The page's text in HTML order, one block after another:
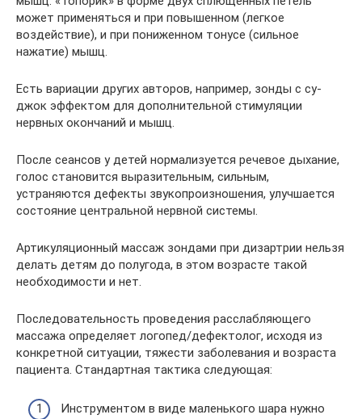
может применяться и при повышенном (легкое
воздействие), и при пониженном тонусе (сильное
нажатие) мышц.
Есть вариации других авторов, например, зонды с су-
джок эффектом для дополнительной стимуляции
нервных окончаний и мышц.
После сеансов у детей нормализуется речевое дыхание,
голос становится выразительным, сильным,
устраняются дефекты звукопроизношения, улучшается
состояние центральной нервной системы.
Артикуляционный массаж зондами при дизартрии нельзя
делать детям до полугода, в этом возрасте такой
необходимости и нет.
Последовательность проведения расслабляющего
массажа определяет логопед/дефектолог, исходя из
конкретной ситуации, тяжести заболевания и возраста
пациента. Стандартная тактика следующая:
Инструментом в виде маленького шара нужно